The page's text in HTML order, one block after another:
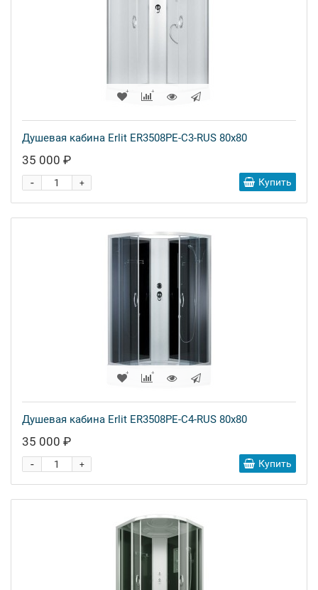
Душевая кабина Erlit ER3508PE-C3-RUS 80x80
35 000 ₽
+
- Купить
Душевая кабина Erlit ER3508PE-C4-RUS 80x80
35 000 ₽
+
- Купить